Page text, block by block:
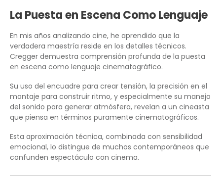
La Puesta en Escena Como Lenguaje
En mis años analizando cine, he aprendido que la
verdadera maestría reside en los detalles técnicos.
Cregger demuestra comprensión profunda de la puesta
en escena como lenguaje cinematográfico.
Su uso del encuadre para crear tensión, la precisión en el
montaje para construir ritmo, y especialmente su manejo
del sonido para generar atmósfera, revelan a un cineasta
que piensa en términos puramente cinematográficos.
Esta aproximación técnica, combinada con sensibilidad
emocional, lo distingue de muchos contemporáneos que
confunden espectáculo con cinema.